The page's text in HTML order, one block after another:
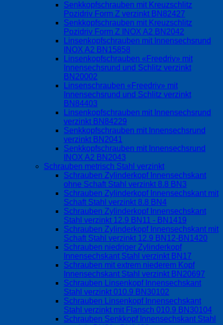
Senkkopfschrauben mit Kreuzschlitz
Pozidriv Form Z verzinkt BN82427
Senkkopfschrauben mit Kreuzschlitz
Pozidriv Form Z INOX A2 BN2042
Linsenkopfschrauben mit Innensechsrund
INOX A2 BN15858
Linsenkopfschrauben «Freedriv» mit
Innensechsrund und Schlitz verzinkt
BN20002
Linsenschrauben «Freedriv» mit
Innensechsrund und Schlitz verzinkt
BN84403
Linsenkopfschrauben mit Innensechsrund
verzinkt BN84229
Senkkopfschrauben mit Innensechsrund
verzinkt BN2041
Senkkopfschrauben mit Innensechsrund
INOX A2 BN2043
Schrauben metrisch Stahl verzinkt
Schrauben Zylinderkopf Innensechskant
ohne Schaft Stahl verzinkt 8.8 BN3
Schrauben Zylinderkopf Innensechskant mit
Schaft Stahl verzinkt 8.8 BN4
Schrauben Zylinderkopf Innensechskant
Stahl verzinkt 12.9 BN11 - BN1419
Schrauben Zylinderkopf Innensechskant mit
Schaft Stahl verzinkt 12.9 BN12-BN1420
Schrauben niedriger Zylinderkopf
Innensechskant Stahl verzinkt BN17
Schrauben mit extrem niederem Kopf
Innensechskant Stahl verzinkt BN20697
Schrauben Linsenkopf Innensechskant
Stahl verzinkt 010.9 BN30102
Schrauben Linsenkopf Innensechskant
Stahl verzinkt mit Flansch 010.9 BN30104
Schrauben Senkkopf Innensechskant Stahl